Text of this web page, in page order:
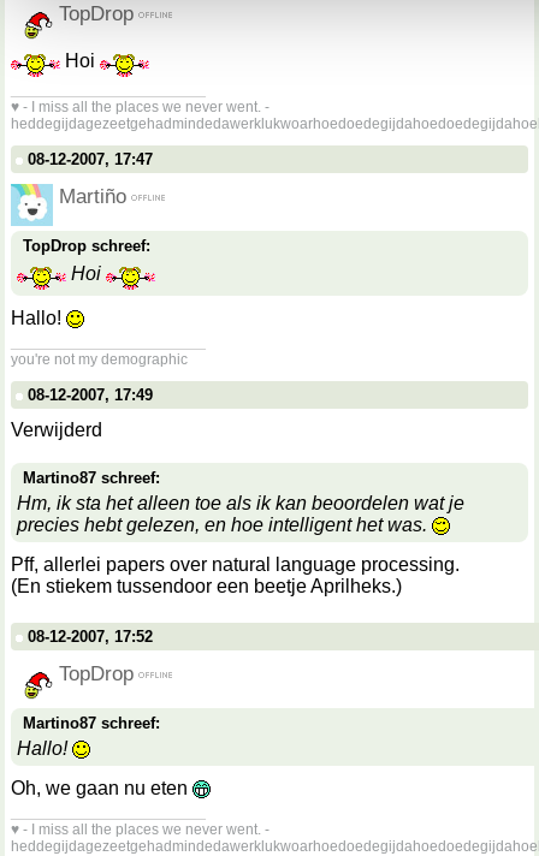
TopDrop
Hoi
♥ - I miss all the places we never went. -
08-12-2007, 17:47
Martiño
TopDrop schreef:
Hoi
Hallo!
you're not my demographic
08-12-2007, 17:49
Verwijderd
Martino87 schreef:
Hm, ik sta het alleen toe als ik kan beoordelen wat je
precies hebt gelezen, en hoe intelligent het was.
Pff, allerlei papers over natural language processing.
(En stiekem tussendoor een beetje Aprilheks.)
08-12-2007, 17:52
TopDrop
Martino87 schreef:
Hallo!
Oh, we gaan nu eten
♥ - I miss all the places we never went. -